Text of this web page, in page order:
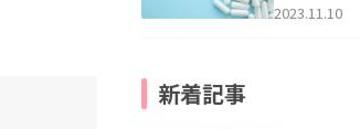
2023.11.10
新着記事